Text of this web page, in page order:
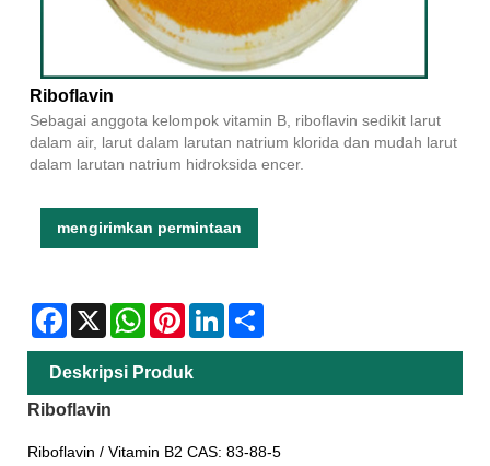
Riboflavin
Sebagai anggota kelompok vitamin B, riboflavin sedikit larut
dalam air, larut dalam larutan natrium klorida dan mudah larut
dalam larutan natrium hidroksida encer.
mengirimkan permintaan
Facebook
X WhatsAppPinterestLinkedIn
Deskripsi Produk
Riboflavin
Riboflavin / Vitamin B2 CAS: 83-88-5